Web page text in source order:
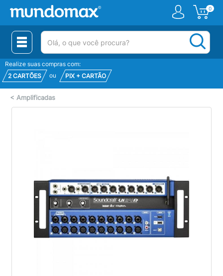
0
(pesquisar)
Realize suas compras com:
2 CARTÕES
ou PIX + CARTÃO
< Amplificadas